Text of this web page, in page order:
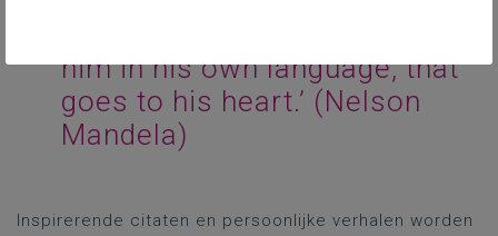
himin hisown language,that
goes to his heart.’ (Nelson
Mandela)
Inspirerende citaten en persoonlijke verhalen worden